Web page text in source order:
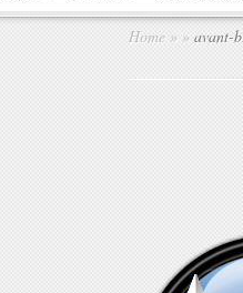
Home » » avant-